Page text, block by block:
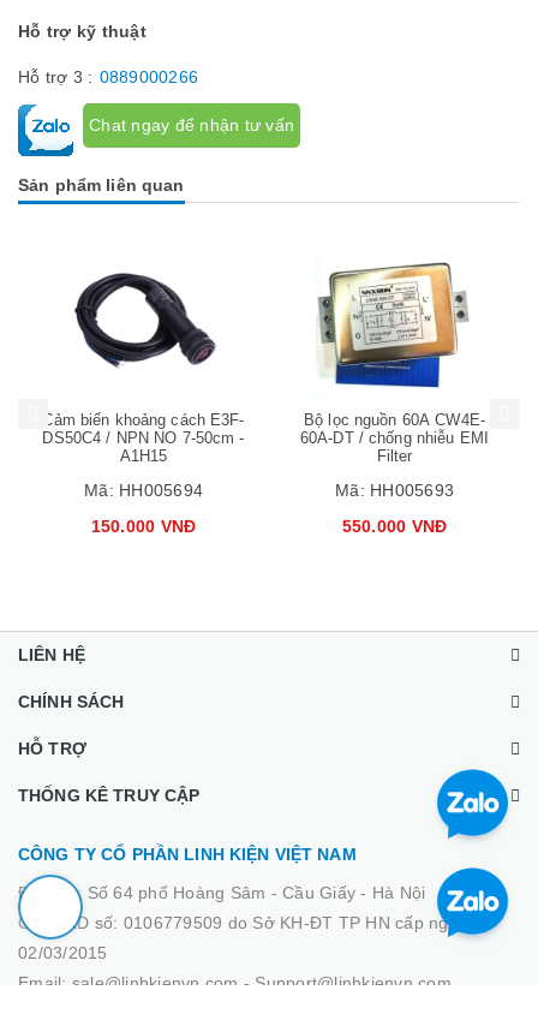
Hỗ trợ kỹ thuật
Hỗ trợ 3 : 0889000266
Chat ngay để nhận tư vấn
Sản phẩm liên quan
Cảm biến khoảng cách E3F-
DS50C4 / NPN NO 7-50cm -
A1H15
Mã: HH005694
150.000 VNĐ
Bộ lọc nguồn 60A CW4E-
60A-DT / chống nhiễu EMI
Filter
Mã: HH005693
550.000 VNĐ
Mua hàng
LIÊN HỆ
CHÍNH SÁCH
HỖ TRỢ
THỐNG KÊ TRUY CẬP
CÔNG TY CỔ PHẦN LINH KIỆN VIỆT NAM
Địa chỉ : Số 64 phố Hoàng Sâm - Cầu Giấy - Hà Nội
GPĐKKD số: 0106779509 do Sở KH-ĐT TP HN cấp ngày
02/03/2015
Email: sale@linhkienvn.com - Support@linhkienvn.com